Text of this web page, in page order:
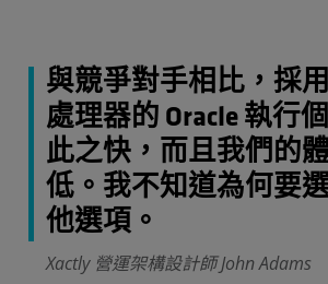
與競爭對手相比，採用
處理器的 Oracle 執行
此之快，而且我們的
低。我不知道為何要
他選項。
Xactly 營運架構設計師 John Adams